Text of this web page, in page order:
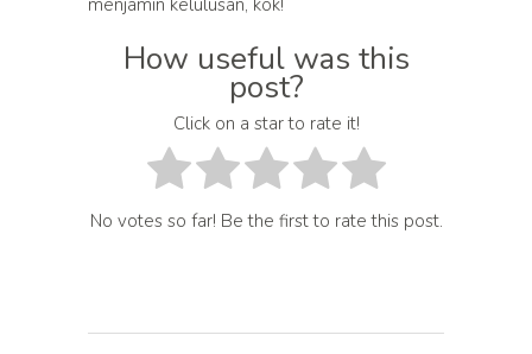
menjamin kelulusan, kok!
How useful was this
post?
Click on a star to rate it!
No votes so far! Be the first to rate this post.